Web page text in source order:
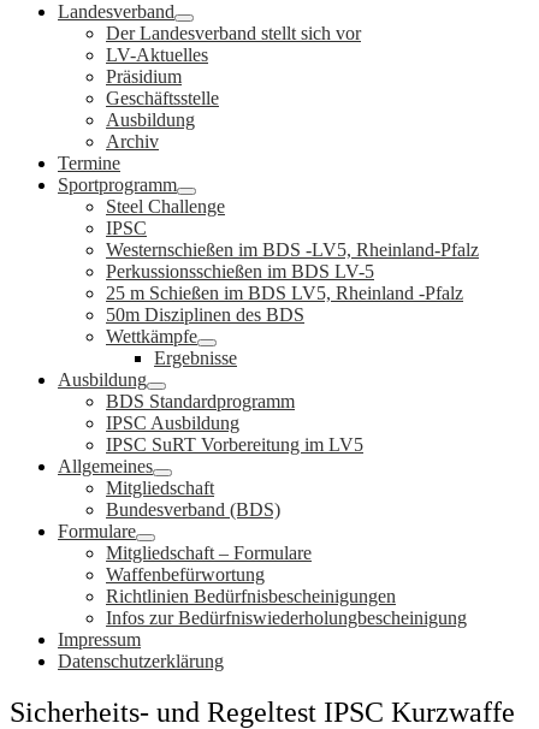
Landesverband
Der Landesverband stellt sich vor
LV-Aktuelles
Präsidium
Geschäftsstelle
Ausbildung
Archiv
Termine
Sportprogramm
Steel Challenge
IPSC
Westernschießen im BDS -LV5, Rheinland-Pfalz
Perkussionsschießen im BDS LV-5
25 m Schießen im BDS LV5, Rheinland -Pfalz
50m Disziplinen des BDS
Wettkämpfe
Ergebnisse
Ausbildung
BDS Standardprogramm
IPSC Ausbildung
IPSC SuRT Vorbereitung im LV5
Allgemeines
Mitgliedschaft
Bundesverband (BDS)
Formulare
Mitgliedschaft – Formulare
Waffenbefürwortung
Richtlinien Bedürfnisbescheinigungen
Infos zur Bedürfniswiederholungbescheinigung
Impressum
Datenschutzerklärung
Sicherheits- und Regeltest IPSC Kurzwaffe